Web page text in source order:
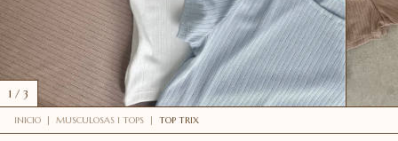
1 / 3
INICIO MUSCULOSAS I TOPS TOP TRIX